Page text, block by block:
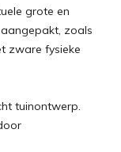
grote en
zoals
zware fysieke
tuinontwerp.